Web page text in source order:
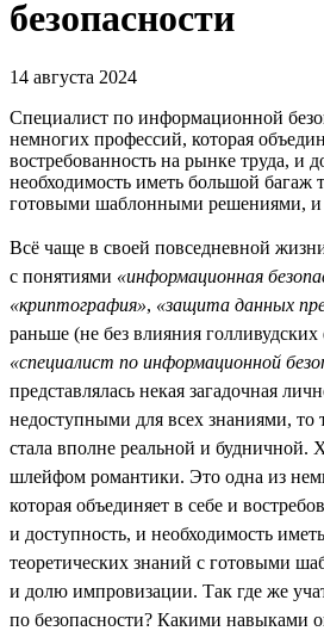
безопасности
14 августа 2024
Специалист по информационной
немногих профессий, которая
востребованность на рынке труда, и
необходимость иметь большой багаж
готовыми шаблонными решениями,
Всё чаще в своей повседневной
с понятиями «информационная
«криптография», «защита данных
раньше (не без влияния
«специалист по информационной
представлялась некая загадочная
недоступными для всех знаниями, то
стала вполне реальной и будничной.
шлейфом романтики. Это одна из
которая объединяет в себе и
и доступность, и необходимость
теоретических знаний с готовыми
и долю импровизации. Так где же
по безопасности? Какими навыками